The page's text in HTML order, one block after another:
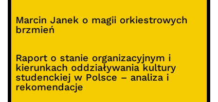
Marcin Janek o magii orkiestrowych
brzmień
Raport o stanie organizacyjnym i
kierunkach oddziaływania kultury
studenckiej w Polsce – analiza i
rekomendacje